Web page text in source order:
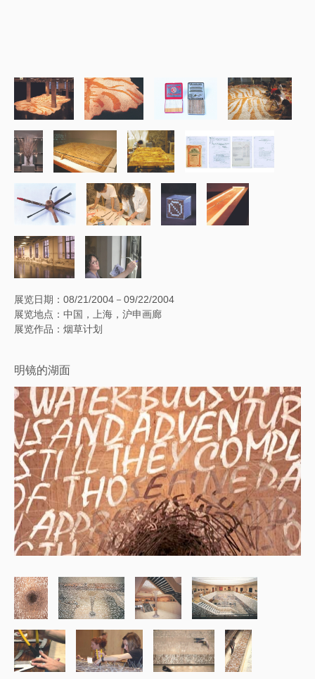
展览日期：08/21/2004－09/22/2004
展览地点：中国，上海，沪申画廊
展览作品：烟草计划
明镜的湖面